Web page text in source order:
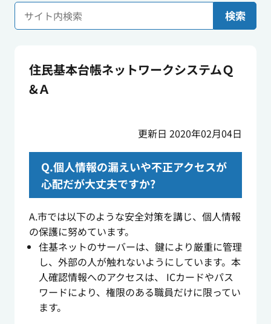
検索
住民基本台帳ネットワークシステムＱ
&Ａ
更新日 2020年02月04日
Q.個人情報の漏えいや不正アクセスが
心配だが大丈夫ですか?
A.市では以下のような安全対策を講じ、個人情報
の保護に努めています。
住基ネットのサーバーは、鍵により厳重に管理
し、外部の人が触れないようにしています。本
人確認情報へのアクセスは、 ICカードやパス
ワードにより、権限のある職員だけに限ってい
ます。